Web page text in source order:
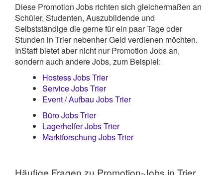
Diese Promotion Jobs richten sich gleichermaßen an
Schüler, Studenten, Auszubildende und
Selbstständige die gerne für ein paar Tage oder
Stunden in Trier nebenher Geld verdienen möchten.
InStaff bietet aber nicht nur Promotion Jobs an,
sondern auch andere Jobs, zum Beispiel:
Hostess Jobs Trier
Service Jobs Trier
Event / Aufbau Jobs Trier
Büro Jobs Trier
Lagerhelfer Jobs Trier
Marktforschung Jobs Trier